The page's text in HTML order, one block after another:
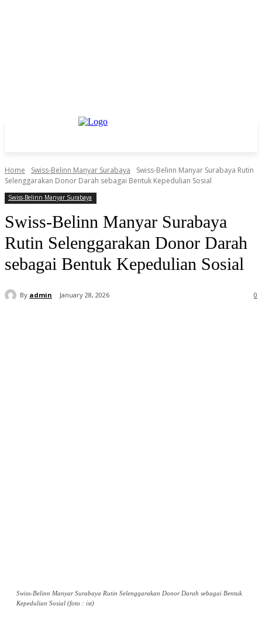
Home Swiss-Belinn Manyar Surabaya
Swiss-Belinn Manyar Surabaya Rutin
Selenggarakan Donor Darah sebagai Bentuk Kepedulian Sosial
Swiss-Belinn Manyar Surabaya
Swiss-Belinn Manyar Surabaya
Rutin Selenggarakan Donor Darah
sebagai Bentuk Kepedulian Sosial
By admin January 28, 2026 0
Swiss-Belinn Manyar Surabaya Rutin Selenggarakan Donor Darah sebagai Bentuk
Kepedulian Sosial (foto : ist)